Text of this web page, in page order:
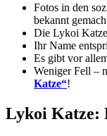
Fotos in den
bekannt
Die Lykoi
Ihr Name
Es gibt vor
Weniger Fell –
Katze“!
Lykoi Katze: